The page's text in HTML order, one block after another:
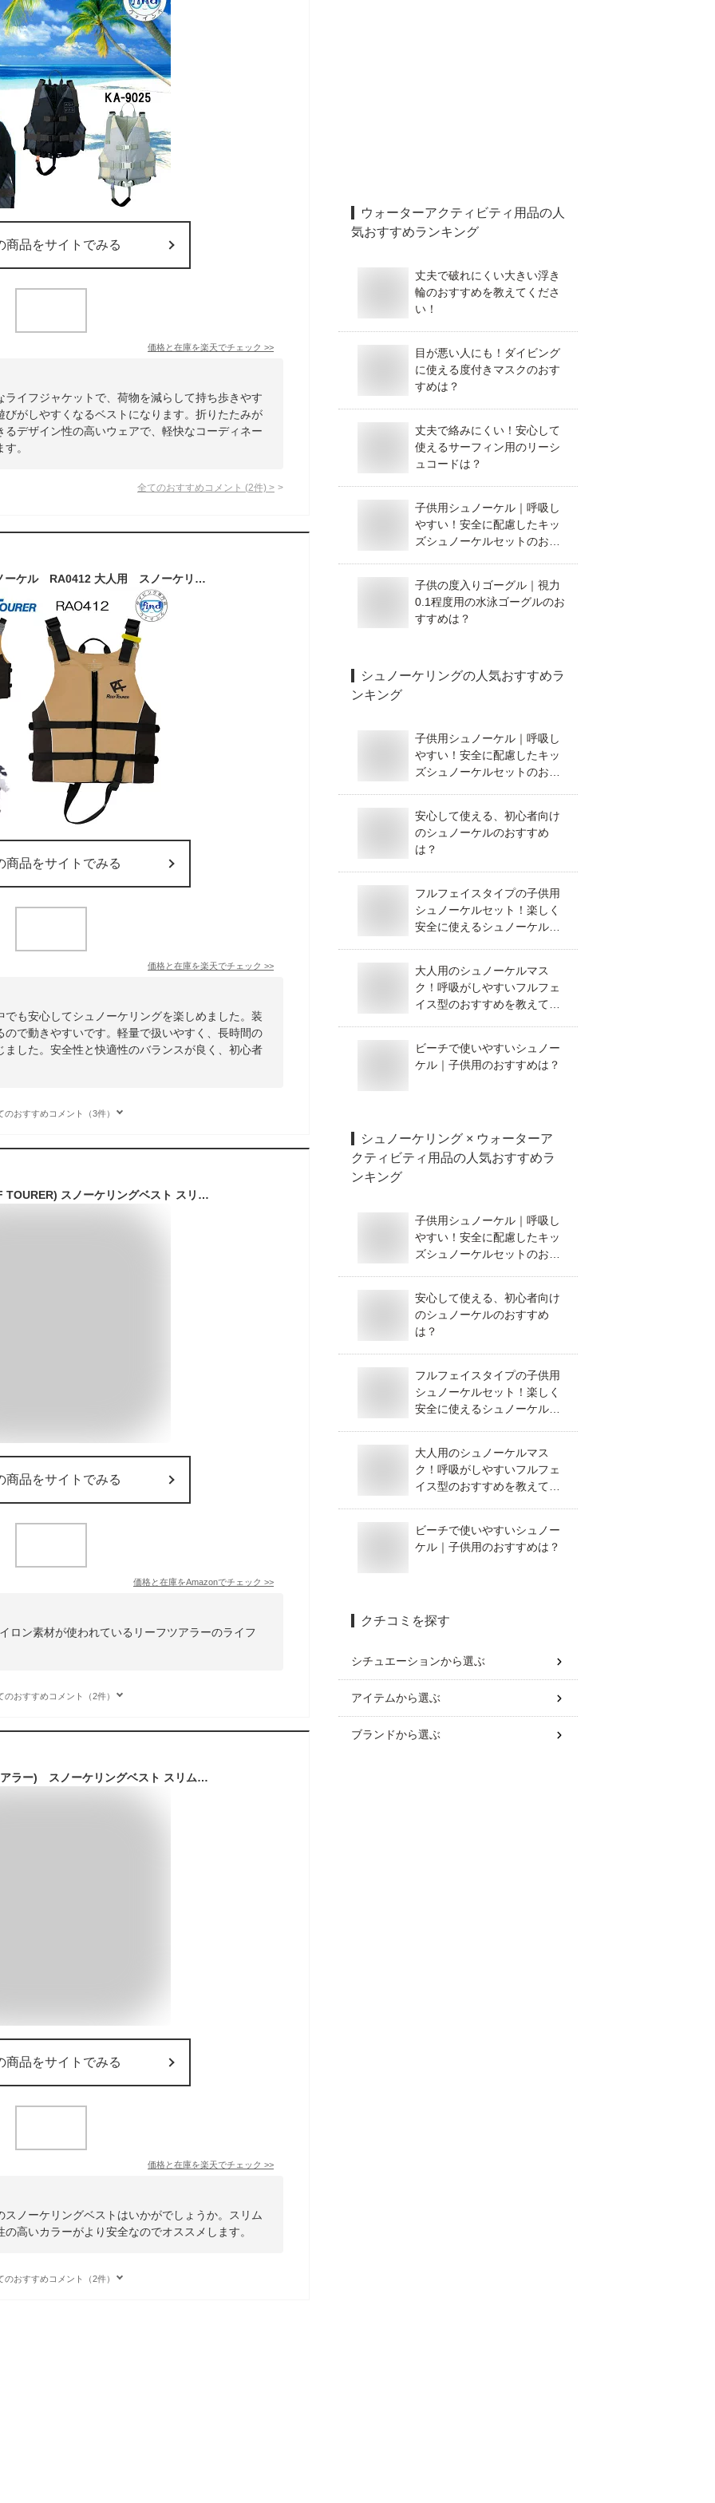
商品をサイトでみる
価格と在庫を楽天でチェック >>
イフジャケットで、荷物を減らして持ち歩きやす
がしやすくなるベストになります。折りたたみが
デザイン性の高いウェアで、軽快なコーディネー
。
全てのおすすめコメント (2件) >
REEFTOURER シュノーケル RA0412 大人用 スノーケリングベスト マリンスポーツ (RA0412Z) 高い安全性と機能性を実現スノーケル ベスト スノーケリング シュノーケル フローティングベスト
商品をサイトでみる
価格と在庫を楽天でチェック >>
も安心してシュノーケリングを楽しめました。装
で動きやすいです。軽量で扱いやすく、長時間の
した。安全性と快適性のバランスが良く、初心者
のおすすめコメント（3件）
リーフツアラー(REEF TOURER) スノーケリングベスト スリム RA0402 ライトグリーン Sサイズ
商品をサイトでみる
価格と在庫をAmazonでチェック >>
ロン素材が使われているリーフツアラーのライフ
のおすすめコメント（2件）
ReefTourer(リーフツアラー) スノーケリングベスト スリム 大人 REEF TOURER シュノーケル RA0402 RA-0402 ライフジャケット スノーケル シュノーケリング フローティングベスト ライフジャケット
商品をサイトでみる
価格と在庫を楽天でチェック >>
ノーケリングベストはいかがでしょうか。スリム
高いカラーがより安全なのでオススメします。
のおすすめコメント（2件）
ウォーターアクティビティ用品の人
気おすすめランキング
丈夫で破れにくい大きい浮き
輪のおすすめを教えてくださ
い！
目が悪い人にも！ダイビング
に使える度付きマスクのおす
すめは？
丈夫で絡みにくい！安心して
使えるサーフィン用のリーシ
ュコードは？
子供用シュノーケル｜呼吸し
やすい！安全に配慮したキッ
ズシュノーケルセットのおす
子供の度入りゴーグル｜視力
0.1程度用の水泳ゴーグルのお
すすめは？
シュノーケリングの人気おすすめラ
ンキング
子供用シュノーケル｜呼吸し
やすい！安全に配慮したキッ
ズシュノーケルセットのおす
安心して使える、初心者向け
のシュノーケルのおすすめ
は？
フルフェイスタイプの子供用
シュノーケルセット！楽しく
安全に使えるシュノーケルマ
大人用のシュノーケルマス
ク！呼吸がしやすいフルフェ
イス型のおすすめを教えてく
ビーチで使いやすいシュノー
ケル｜子供用のおすすめは？
シュノーケリング × ウォーターア
クティビティ用品の人気おすすめラ
ンキング
子供用シュノーケル｜呼吸し
やすい！安全に配慮したキッ
ズシュノーケルセットのおす
安心して使える、初心者向け
のシュノーケルのおすすめ
は？
フルフェイスタイプの子供用
シュノーケルセット！楽しく
安全に使えるシュノーケルマ
大人用のシュノーケルマス
ク！呼吸がしやすいフルフェ
イス型のおすすめを教えてく
ビーチで使いやすいシュノー
ケル｜子供用のおすすめは？
クチコミを探す
シチュエーションから選ぶ
アイテムから選ぶ
ブランドから選ぶ